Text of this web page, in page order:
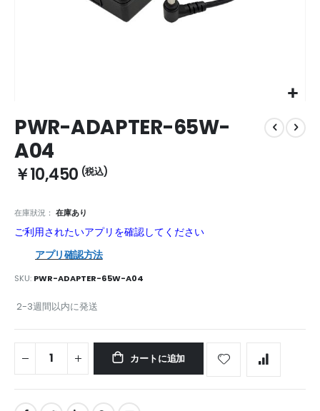
to
the
beginning
of
the
gallery
PWR-ADAPTER-65W-
A04
￥10,450
在庫狀況： 在庫あり
ご利用されたいアプリを確認してください
アプリ確認方法
SKU PWR-ADAPTER-65W-A04
2-3週間以内に発送
カートに追加